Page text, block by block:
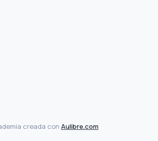
creada con Aulibre.com